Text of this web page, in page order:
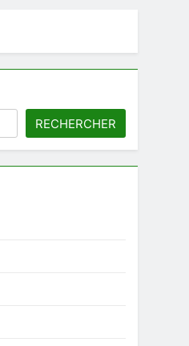
RECHERCHER